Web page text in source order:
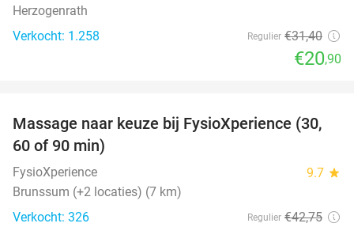
Herzogenrath
Verkocht: 1.258
Regulier €31,40
€20,90
44%
Massage naar keuze bij FysioXperience (30,
60 of 90 min)
FysioXperience 9.7 star
Brunssum (+2 locaties) (7 km)
Verkocht: 326
Regulier €42,75